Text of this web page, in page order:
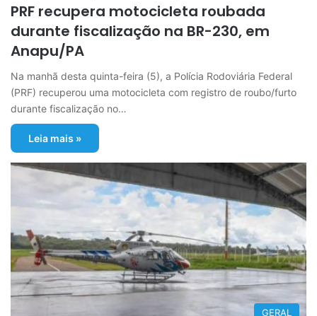
PRF recupera motocicleta roubada
durante fiscalização na BR-230, em
Anapu/PA
Na manhã desta quinta-feira (5), a Polícia Rodoviária Federal
(PRF) recuperou uma motocicleta com registro de roubo/furto
durante fiscalização no…
Leia mais »
GERAL